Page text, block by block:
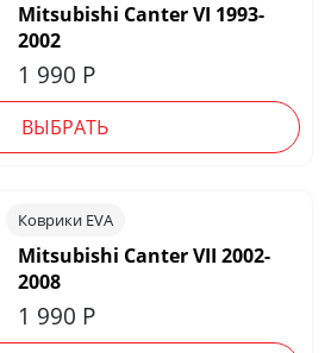
Mitsubishi Canter VI 1993-
2002
1 990 Р
ВЫБРАТЬ
Коврики EVA
Mitsubishi Canter VII 2002-
2008
1 990 Р